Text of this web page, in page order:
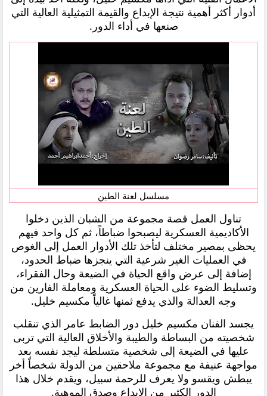
أدوار أكثر أهمية نتيجة الإبداع والقيمة التمثيلية العالية التي
صنعها في أداء الدور.
مسلسل لعنة الطين
تناول العمل قصة مجموعة من الشبان الذين دخلوا
الأكاديمية العسكرية ليصبحوا ضباطاً، ثم كل واحد فيهم
يحظى بمصير مختلف لتأخذ تلك الأدوار العمل إلى الغوص
في العمليات الغير شرعية التي ينجزها ضباط الحدود،
إضافة إلى عرض واقع الحياة في الضيعة وحال الفقراء،
وتسليط الضوء على الحياة العسكرية ومعاملة الفارين من
وجه العدالة والذي يدفع ثمنها غالياً مكسيم خليل.
يجسد الفنان مكسيم خليل دور الضابط عامر الذي تنقلب
شخصيته من البساطة والطيبة والأخلاق العالية التي تربى
عليها في الضيعة إلى شخصية متسلطة ليجد نفسه بعد
مواجهة عنيفة مع مجموعة ملاحقين من الدولة شخصاً أخر
يبطش ويقسو ولا يعرف للرحمة سبيل، ويقدم خلال هذا
الدور الكثير من الإبداع وصدق الموهبة.